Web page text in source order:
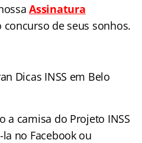
Assinatura
concurso de seus sonhos.
Dicas INSS em Belo
a camisa do Projeto INSS
no Facebook ou